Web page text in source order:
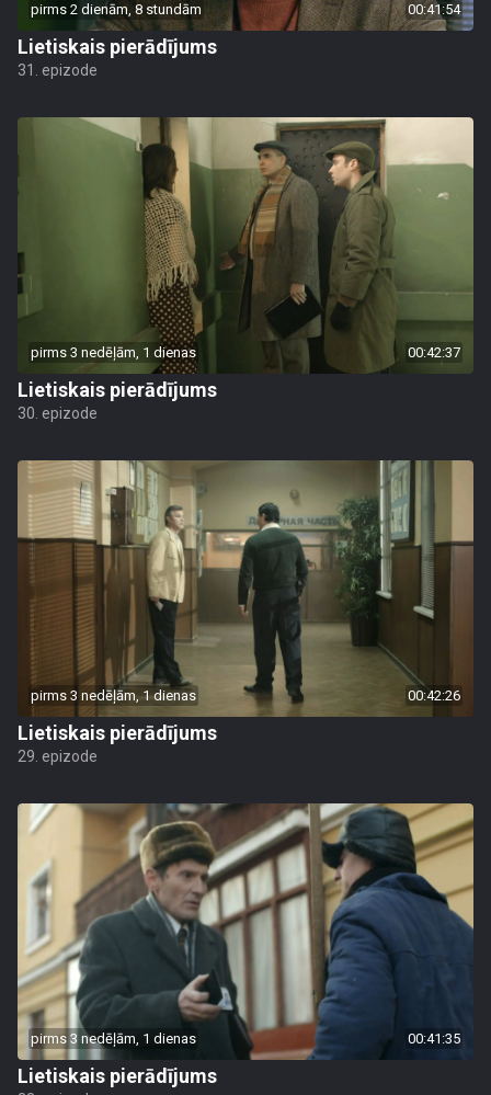
pirms 2 dienām, 8 stundām 00:41:54
Lietiskais pierādījums
31. epizode
pirms 3 nedēļām, 1 dienas 00:42:37
Lietiskais pierādījums
30. epizode
pirms 3 nedēļām, 1 dienas 00:42:26
Lietiskais pierādījums
29. epizode
pirms 3 nedēļām, 1 dienas 00:41:35
Lietiskais pierādījums